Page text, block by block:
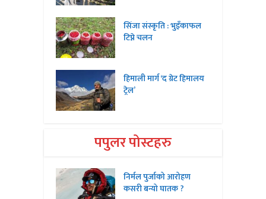
सिंजा संस्कृति : भुइँकाफल
टिप्ने चलन
हिमाली मार्ग ‘द ग्रेट हिमालय
ट्रेल’
पपुलर पोस्टहरु
निर्मल पुर्जाको आरोहण
कसरी बन्यो घातक ?